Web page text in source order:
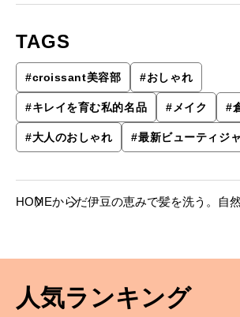
TAGS
#croissant美容部 #おしゃれ
#キレイを育む私的名品 # メイク #
#大人のおしゃれ #最新ビューティジ
HOMEからだ伊豆の恵みで髪を洗う。自
人気ランキング